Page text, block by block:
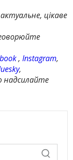
цікаве
,Instagram,
,
надсилайте